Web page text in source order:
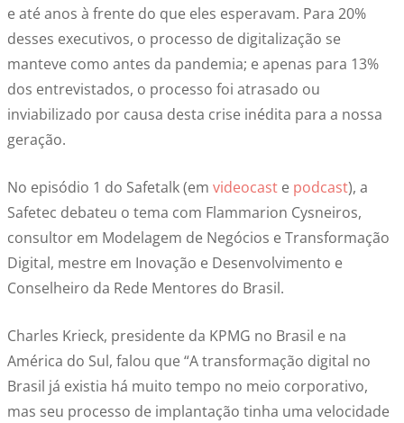
e até anos à frente do que eles esperavam. Para 20%
desses executivos, o processo de digitalização se
manteve como antes da pandemia; e apenas para 13%
dos entrevistados, o processo foi atrasado ou
inviabilizado por causa desta crise inédita para a nossa
geração.
No episódio 1 do Safetalk (em videocast e podcast), a
Safetec debateu o tema com Flammarion Cysneiros,
consultor em Modelagem de Negócios e Transformação
Digital, mestre em Inovação e Desenvolvimento e
Conselheiro da Rede Mentores do Brasil.
Charles Krieck, presidente da KPMG no Brasil e na
América do Sul, falou que “A transformação digital no
Brasil já existia há muito tempo no meio corporativo,
mas seu processo de implantação tinha uma velocidade